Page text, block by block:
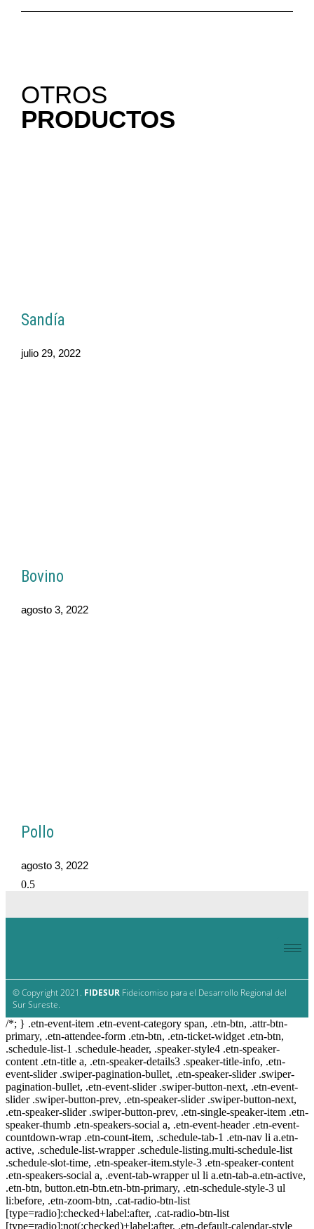
OTROS
PRODUCTOS
Sandía
julio 29, 2022
Bovino
agosto 3, 2022
Pollo
agosto 3, 2022
© Copyright 2021. FIDESUR Fideicomiso para el Desarrollo Regional del
Sur Sureste.
/*; } .etn-event-item .etn-event-category span, .etn-btn, .attr-btn-
primary, .etn-attendee-form .etn-btn, .etn-ticket-widget .etn-btn,
.schedule-list-1 .schedule-header, .speaker-style4 .etn-speaker-
content .etn-title a, .etn-speaker-details3 .speaker-title-info, .etn-
event-slider .swiper-pagination-bullet, .etn-speaker-slider .swiper-
pagination-bullet, .etn-event-slider .swiper-button-next, .etn-event-
slider .swiper-button-prev, .etn-speaker-slider .swiper-button-next,
.etn-speaker-slider .swiper-button-prev, .etn-single-speaker-item .etn-
speaker-thumb .etn-speakers-social a, .etn-event-header .etn-event-
countdown-wrap .etn-count-item, .schedule-tab-1 .etn-nav li a.etn-
active, .schedule-list-wrapper .schedule-listing.multi-schedule-list
.schedule-slot-time, .etn-speaker-item.style-3 .etn-speaker-content
.etn-speakers-social a, .event-tab-wrapper ul li a.etn-tab-a.etn-active,
.etn-btn, button.etn-btn.etn-btn-primary, .etn-schedule-style-3 ul
li:before, .etn-zoom-btn, .cat-radio-btn-list
[type=radio]:checked+label:after, .cat-radio-btn-list
[type=radio]:not(:checked)+label:after, .etn-default-calendar-style